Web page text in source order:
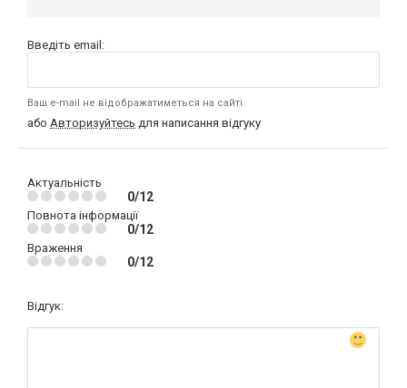
Введіть email:
Ваш e-mail не відображатиметься на сайті
або Авторизуйтесь для написання відгуку
Актуальність
0/12
Повнота інформації
0/12
Враження
0/12
Відгук: